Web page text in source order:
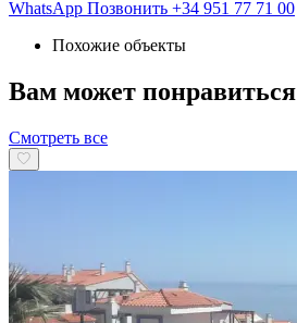
WhatsApp Позвонить +34 951 77 71 00
Похожие объекты
Вам может понравиться
Смотреть все